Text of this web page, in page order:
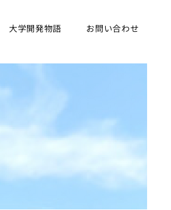
大学開発物語 お問い合わせ